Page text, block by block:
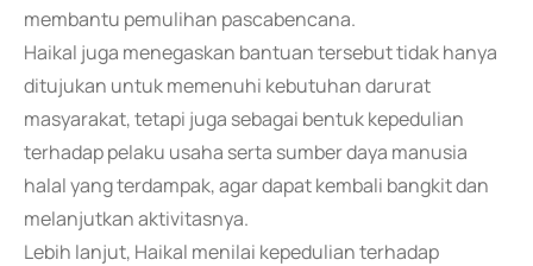
membantu pemulihan pascabencana.
Haikal juga menegaskan bantuan tersebut tidak hanya
ditujukan untuk memenuhi kebutuhan darurat
masyarakat, tetapi juga sebagai bentuk kepedulian
terhadap pelaku usaha serta sumber daya manusia
halal yang terdampak, agar dapat kembali bangkit dan
melanjutkan aktivitasnya.
Lebih lanjut, Haikal menilai kepedulian terhadap